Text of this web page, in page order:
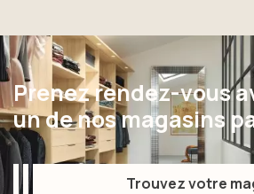
Prenez rendez-vous
un de nos magasins
Trouvez votre